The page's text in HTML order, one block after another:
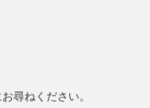
尋ねください。